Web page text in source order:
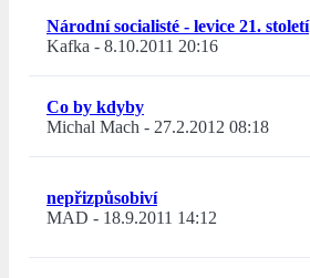
Národní socialisté - levice 21. století
Kafka - 8.10.2011 20:16
Co by kdyby
Michal Mach - 27.2.2012 08:18
nepřizpůsobiví
MAD - 18.9.2011 14:12